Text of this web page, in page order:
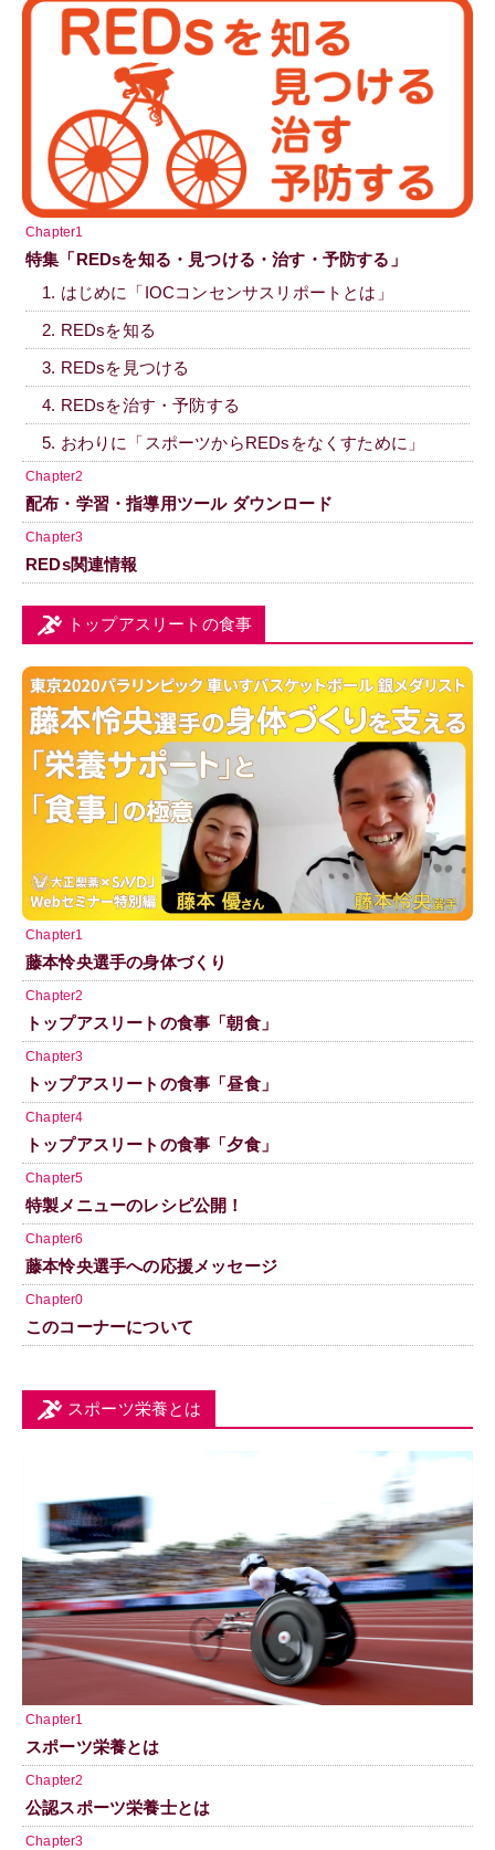
Chapter1
特集「REDsを知る・見つける・治す・予防する」
1. はじめに「IOCコンセンサスリポートとは」
2. REDsを知る
3. REDsを見つける
4. REDsを治す・予防する
5. おわりに「スポーツからREDsをなくすために」
Chapter2
配布・学習・指導用ツール ダウンロード
Chapter3
REDs関連情報
トップアスリートの食事
Chapter1
藤本怜央選手の身体づくり
Chapter2
トップアスリートの食事「朝食」
Chapter3
トップアスリートの食事「昼食」
Chapter4
トップアスリートの食事「夕食」
Chapter5
特製メニューのレシピ公開！
Chapter6
藤本怜央選手への応援メッセージ
Chapter0
このコーナーについて
スポーツ栄養とは
Chapter1
スポーツ栄養とは
Chapter2
公認スポーツ栄養士とは
Chapter3